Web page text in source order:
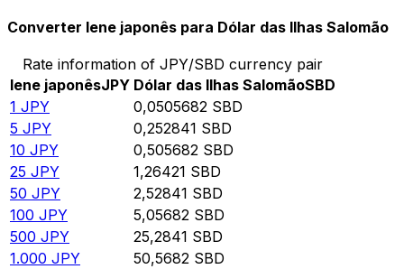
Converter Iene japonês para Dólar das Ilhas Salomão
Rate information of JPY/SBD currency pair
Iene japonêsJPY Dólar das Ilhas SalomãoSBD
1 JPY 0,0505682 SBD
5 JPY 0,252841 SBD
10 JPY 0,505682 SBD
25 JPY 1,26421 SBD
50 JPY 2,52841 SBD
100 JPY 5,05682 SBD
500 JPY 25,2841 SBD
1.000 JPY 50,5682 SBD